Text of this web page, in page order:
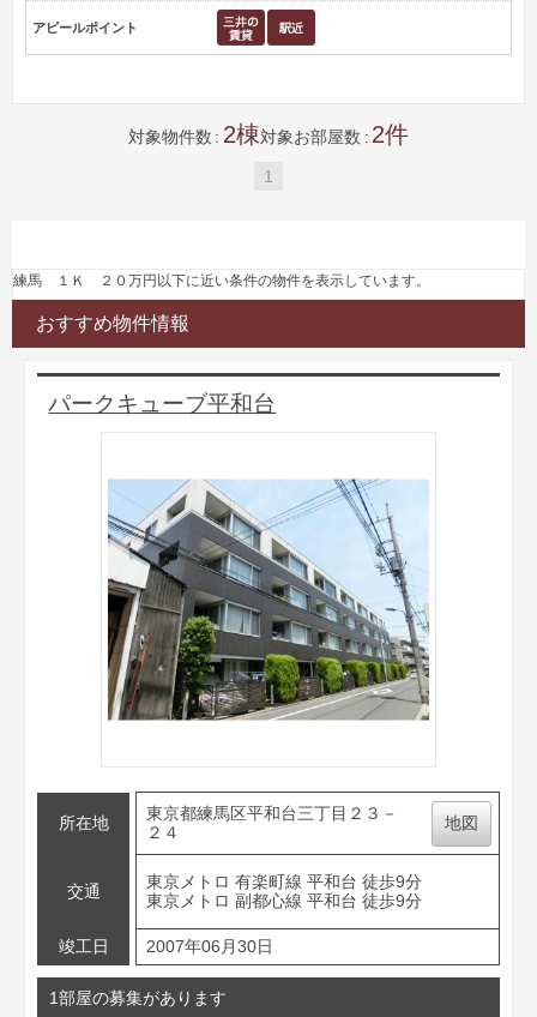
アピールポイント
対象物件数 2 対象お部屋数 2
1
練馬 １Ｋ ２０万円以下に近い条件の物件を表示しています。
おすすめ物件情報
パークキューブ平和台
所在地
東京都練馬区平和台三丁目２３－
２４
地図
交通
東京メトロ 有楽町線 平和台 徒歩9分
東京メトロ 副都心線 平和台 徒歩9分
竣工日 2007年06月30日
1部屋の募集があります